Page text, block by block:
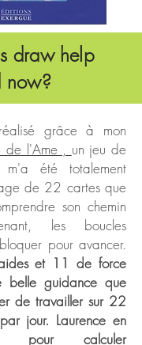
draw help
now?
grâce à mon
de l'Ame , un jeu de
été totalement
de 22 cartes que
son chemin
les boucles
pour avancer.
et 11 de force
belle guidance que
de travailler sur 22
jour. Laurence en
pour calculer